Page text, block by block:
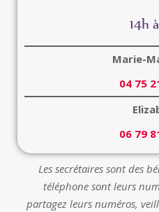
14h
Marie-
04 75
06 79
Les secrétaires sont des
téléphone sont leurs
partagez leurs numéros, v